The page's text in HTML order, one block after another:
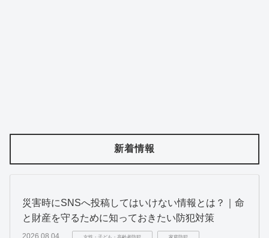
新着情報
災害時にSNSへ投稿してはいけない情報とは？｜命
と財産を守るために知っておきたい防犯対策
2026.08.04 女性・子ども・高齢者防犯 家庭防犯